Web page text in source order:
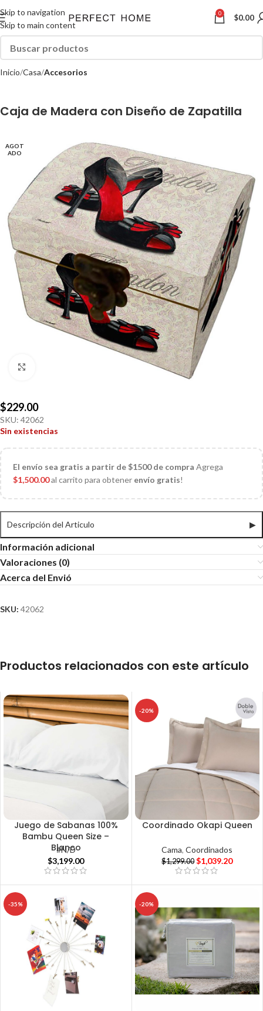
Skip to navigation
Skip to main content
0 $0.00
Inicio Casa Accesorios
Caja de Madera con Diseño de Zapatilla
AGOT
ADO
$229.00
SKU: 42062
Sin existencias
El envío sea gratis a partir de $1500 de compra Agrega
$1,500.00al carrito para obtener envío gratis!
Descripción del Articulo ▶
Información adicional
Valoraciones (0)
Acerca del Envió
SKU: 42062
Productos relacionados con este artículo
Juego de Sabanas 100%
Bambu Queen Size –
Blanco
#N/D
$3,199.00
-20%
Coordinado Okapi Queen
Cama,Coordinados
$1,299.00 $1,039.20
-35% -20%